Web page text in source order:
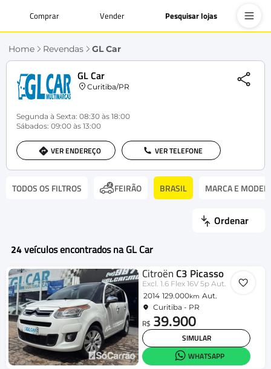
Comprar Vender Pesquisar lojas
Home Revendas GL Car
GL Car
Curitiba/PR
Segunda à Sexta: 08:30 às 18:00
Sábados: 09:00 às 13:00
VER ENDEREÇO VER TELEFONE
TODOS OS FILTROS FEIRÃO BRASIL MARCA E
Ordenar
24veículos encontrados na GL Car
Citroën C3 Picasso
Excl. 1.6 Flex 16V 5p Aut.
2014 129.000km Aut.
Curitiba - PR
R$ 39.900
SIMULAR
WHATSAPP